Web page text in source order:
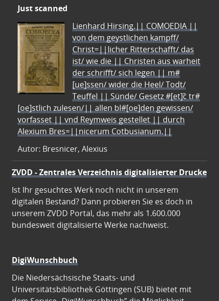
Just scanned
Lienhard Hirsing.|| COMOEDIA ||
von dem geystlichen kampff/
Christ=||licher Ritterschafft/ das
ist/ wie die || Christen aus warheit
der schrifft/ sich legen || m#
[ue]ssen/ wider die Heel/ Todt/
Teuffel || Sünde/ Gesetz #[et]c̃ tr#
[oe]stlich zulesen/|| allen bl#[oe]den gewissen/
vorfasset || vnd Reymweis gestellet || durch
Alexium Bres=||nicerum Cotbusianum.||
Autor: Bresnicer, Alexius
ZVDD - Zentrales Verzeichnis digitalisierter Drucke
Ist Ihr gesuchtes Werk noch nicht in unserem
digitalen Bestand? Dann probieren Sie es doch in
unserem ZVDD Portal, das mehr als 1.600.000
bundesweit digitalisierte Werke nachweist.
DigiWunschbuch
Die Niedersächsische Staats- und
Universitätsbibliothek Göttingen (SUB) bietet mit